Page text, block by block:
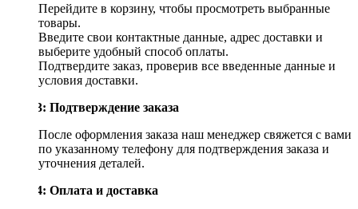
Перейдите в корзину, чтобы просмотреть выбранные
товары.
Введите свои контактные данные, адрес доставки и
выберите удобный способ оплаты.
Подтвердите заказ, проверив все введенные данные и
условия доставки.
Шаг 3: Подтверждение заказа
После оформления заказа наш менеджер свяжется с вами
по указанному телефону для подтверждения заказа и
уточнения деталей.
Шаг 4: Оплата и доставка